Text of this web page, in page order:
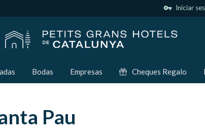
vpn_key Iniciar
Bodas Empresas Cheques Regalo
Pau